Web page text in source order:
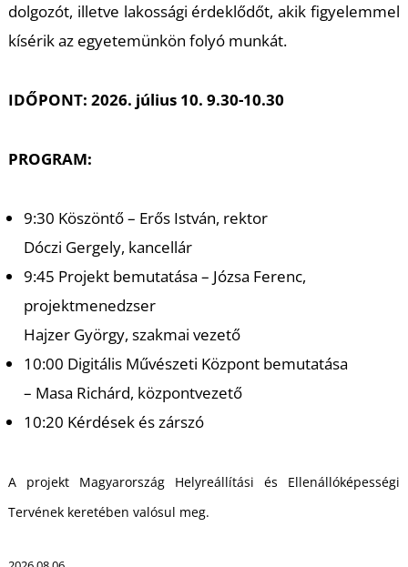
dolgozót, illetve lakossági érdeklődőt, akik figyelemmel
kísérik az egyetemünkön folyó munkát.
IDŐPONT: 2026. július 10. 9.30-10.30
PROGRAM:
9:30 Köszöntő – Erős István, rektor
Dóczi Gergely, kancellár
9:45 Projekt bemutatása – Józsa Ferenc,
projektmenedzser
Hajzer György, szakmai vezető
10:00 Digitális Művészeti Központ bemutatása
– Masa Richárd, központvezető
10:20 Kérdések és zárszó
A projekt Magyarország Helyreállítási és Ellenállóképességi
Tervének keretében valósul meg.